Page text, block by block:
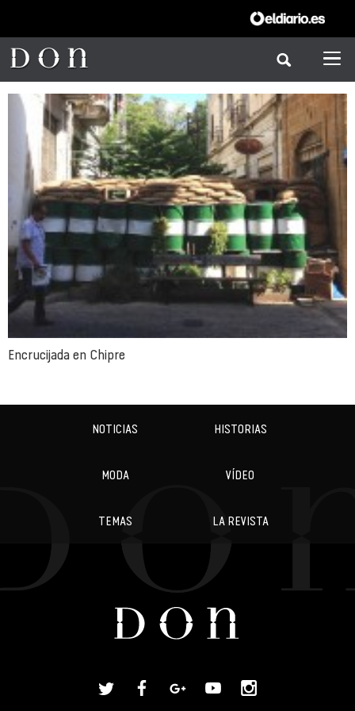
Encrucijada en Chipre
NOTICIAS HISTORIAS
MODA VÍDEO
TEMAS LA REVISTA